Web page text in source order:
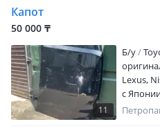
20: 00
Капот
50 000 ₸
11
Б/y
Lexus,
с